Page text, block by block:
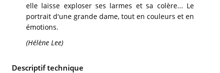
elle laisse exploser ses larmes et sa colère... Le
portrait d'une grande dame, tout en couleurs et en
émotions.
(Hélène Lee)
Descriptif technique